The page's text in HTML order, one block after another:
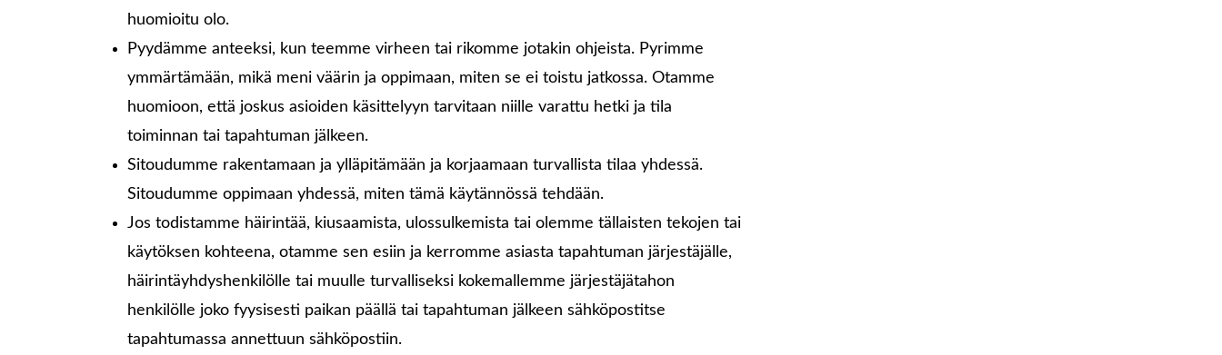
huomioitu olo.
Pyydämme anteeksi, kun teemme virheen tai rikomme jotakin ohjeista. Pyrimme
ymmärtämään, mikä meni väärin ja oppimaan, miten se ei toistu jatkossa. Otamme
huomioon, että joskus asioiden käsittelyyn tarvitaan niille varattu hetki ja tila
toiminnan tai tapahtuman jälkeen.
Sitoudumme rakentamaan ja ylläpitämään ja korjaamaan turvallista tilaa yhdessä.
Sitoudumme oppimaan yhdessä, miten tämä käytännössä tehdään.
Jos todistamme häirintää, kiusaamista, ulossulkemista tai olemme tällaisten tekojen tai
käytöksen kohteena, otamme sen esiin ja kerromme asiasta tapahtuman järjestäjälle,
häirintäyhdyshenkilölle tai muulle turvalliseksi kokemallemme järjestäjätahon
henkilölle joko fyysisesti paikan päällä tai tapahtuman jälkeen sähköpostitse
tapahtumassa annettuun sähköpostiin.